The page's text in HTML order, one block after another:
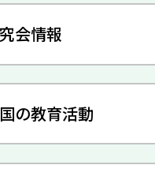
会情報
の教育活動